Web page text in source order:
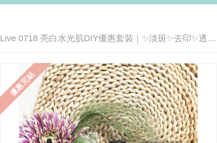
Live 0718 亮白水光肌DIY優惠套裝｜✨淡斑✨去印✨透亮肌膚
優惠完結